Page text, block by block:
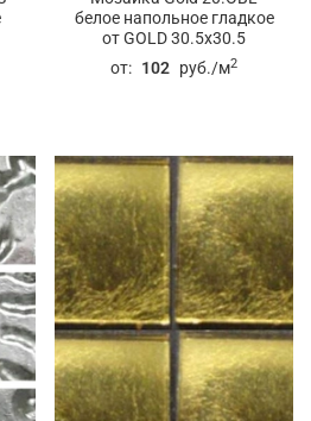
белое напольное гладкое
от GOLD 30.5x30.5
от: 102 руб./м2